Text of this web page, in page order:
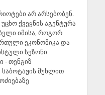
არ არსებობენ.
ქვეყნის აგენტურა
იმისა, როგორ
ეკონომიკა და
სეზონი
- თენგიზ
მუხლით